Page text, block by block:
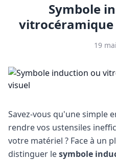
Symbole
vitrocéramique
19
Savez-vous qu'une simple
rendre vos ustensiles
votre matériel ? Face à un
distinguer lesymbole